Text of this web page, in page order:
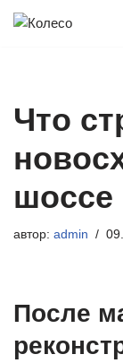
Что
шоссе
автор: admin
После